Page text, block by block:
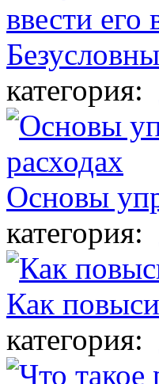
категория:
Основы
категория:
Как
категория: